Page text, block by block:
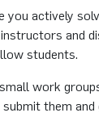
you actively
and
students.
work
them and